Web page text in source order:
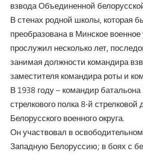
взвода Объединенной
В стенах родной школы, которая
преобразована в Минское
прослужил несколько лет,
занимая должности командира
заместителя командира роты и
В 1938 году – командир батальона
стрелкового полка 8-й стрелковой
Белорусского военного округа.
Он участвовал в
Западную Белоруссию; в боях с